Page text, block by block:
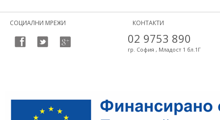
СОЦИАЛНИ МРЕЖИ КОНТАКТИ
02 9753 890
гр. София , Младост 1 бл.1Г